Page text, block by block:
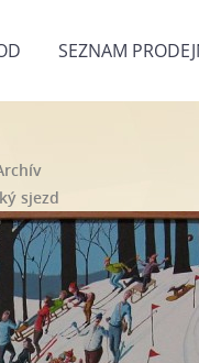
SEZNAM
sjezd